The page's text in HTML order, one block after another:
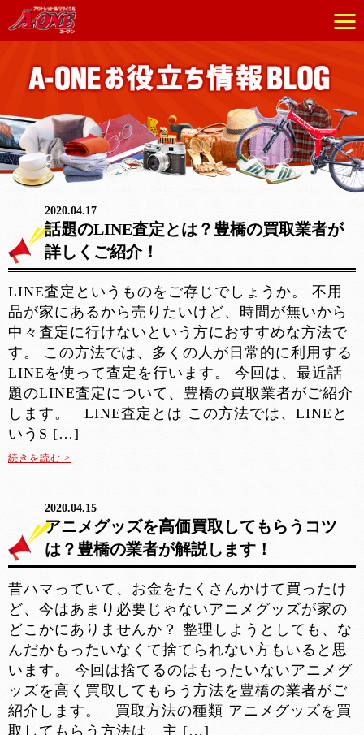
2020.04.17
話題のLINE査定とは？豊橋の買取業者が
詳しくご紹介！
LINE査定というものをご存じでしょうか。 不用
品が家にあるから売りたいけど、時間が無いから
中々査定に行けないという方におすすめな方法で
す。 この方法では、多くの人が日常的に利用する
LINEを使って査定を行います。 今回は、最近話
題のLINE査定について、豊橋の買取業者がご紹介
します。 LINE査定とは この方法では、LINEと
いうS […]
続きを読む >
2020.04.15
アニメグッズを高価買取してもらうコツ
は？豊橋の業者が解説します！
昔ハマっていて、お金をたくさんかけて買ったけ
ど、今はあまり必要じゃないアニメグッズが家の
どこかにありませんか？ 整理しようとしても、な
んだかもったいなくて捨てられない方もいると思
います。 今回は捨てるのはもったいないアニメグ
ッズを高く買取してもらう方法を豊橋の業者がご
紹介します。 買取方法の種類 アニメグッズを買
取してもらう方法は、主 […]